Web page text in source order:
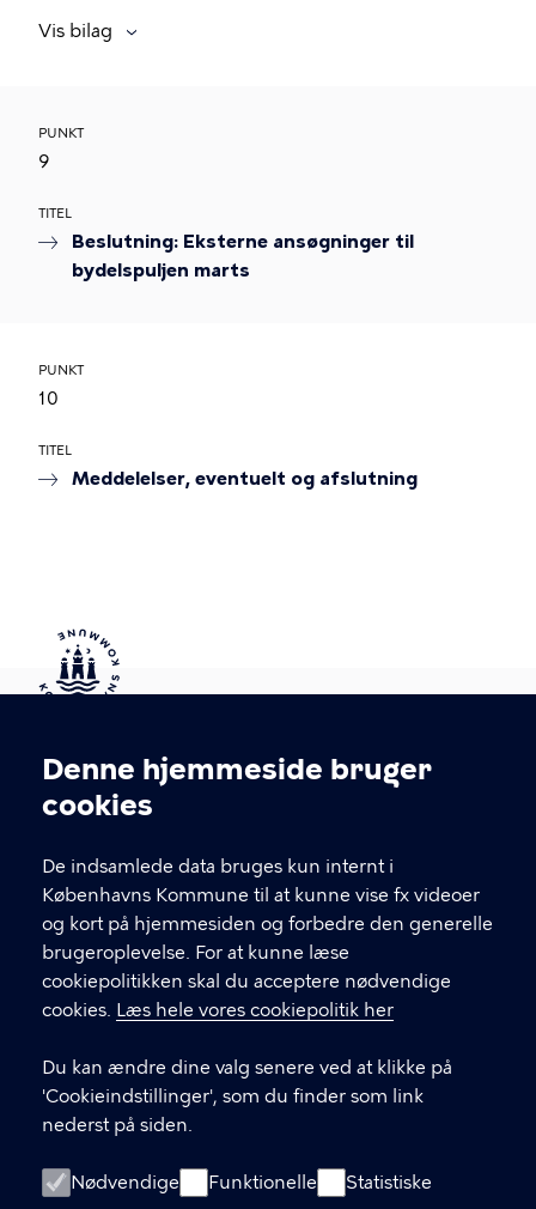
Cookieindstillinger
Denne hjemmeside bruger
cookies
De indsamlede data bruges kun internt i
Københavns Kommune til at kunne vise fx videoer
og kort på hjemmesiden og forbedre den generelle
brugeroplevelse. For at kunne læse
cookiepolitikken skal du acceptere nødvendige
cookies. Læs hele vores cookiepolitik her
Du kan ændre dine valg senere ved at klikke på
'Cookieindstillinger', som du finder som link
nederst på siden.
Nødvendige Funktionelle Statistiske
Vis bilag
PUNKT
9
TITEL
Beslutning: Eksterne ansøgninger til
bydelspuljen marts
PUNKT
10
TITEL
Meddelelser, eventuelt og afslutning
Kontakt Københavns Kommune
T
fFind andre kontakter her
CVR-nummer64942212
GENVEJE
Digital Post
Databeskyttelse
Tilgængelighedserklæring